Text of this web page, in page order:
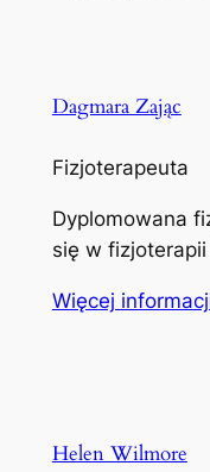
Dagmara Zając
Fizjoterapeuta
Dyplomowana
się w
Więcej
Helen Wilmore